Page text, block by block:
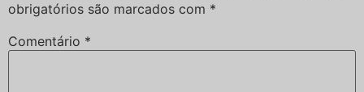
obrigatórios são marcados com *
Comentário *